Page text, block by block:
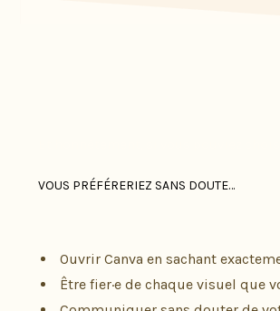
VOUS PRÉFÉRERIEZ SANS DOUTE…
Ouvrir Canva en sachant
Être fier·e de chaque visuel que